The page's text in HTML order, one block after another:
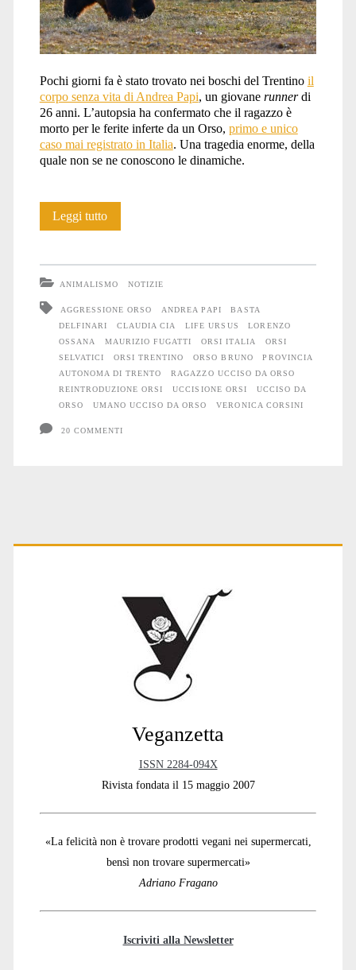
Pochi giorni fa è stato trovato nei boschi del Trentino il
corpo senza vita di Andrea Papi, un giovane runnerdi
26 anni. L’autopsia ha confermato che il ragazzo è
morto per le ferite inferte da un Orso, primo e unico
caso mai registrato in Italia. Una tragedia enorme, della
quale non se ne conoscono le dinamiche.
Leggi tuttoParola
ANIMALISMO NOTIZIE
AGGRESSIONE ORSO ANDREA PAPI
BASTA
DELFINARI
CLAUDIA CIA LIFE URSUS
LORENZO
OSSANA
MAURIZIO FUGATTI ORSI ITALIA
ORSI
SELVATICI
ORSI TRENTINO ORSO BRUNO
PROVINCIA
AUTONOMA DI TRENTO
RAGAZZO UCCISO DA ORSO
REINTRODUZIONE ORSI
UCCISIONE ORSI
UCCISO DA
ORSO
UMANO UCCISO DA ORSO VERONICA CORSINI
20 COMMENTI
Primary
Veganzetta
ISSN 2284-094X
Rivista fondata il 15 maggio 2007
«La felicità non è trovare prodotti vegani nei supermercati,
bensì non trovare supermercati»
Adriano Fragano
Iscriviti alla Newsletter